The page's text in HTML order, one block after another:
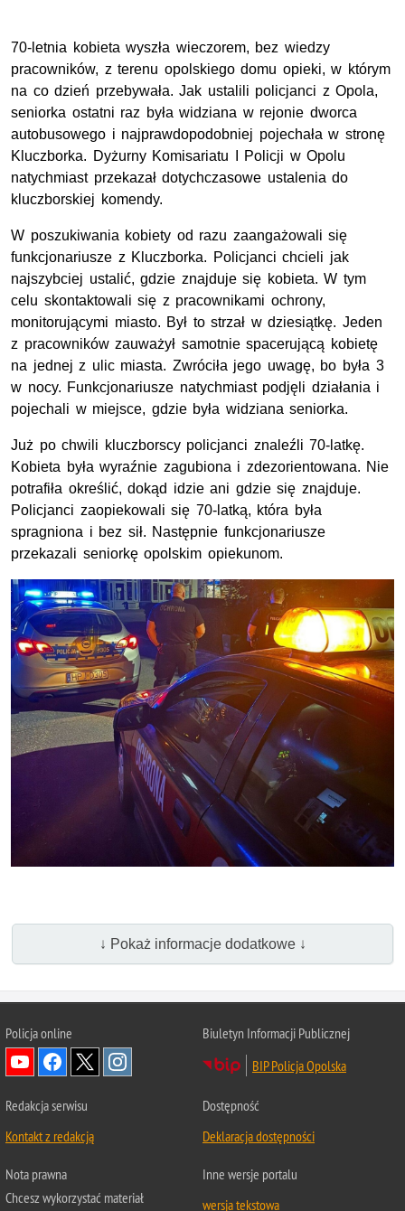
70-letnia kobieta wyszła wieczorem, bez wiedzy
pracowników, z terenu opolskiego domu opieki, w którym
na co dzień przebywała. Jak ustalili policjanci z Opola,
seniorka ostatni raz była widziana w rejonie dworca
autobusowego i najprawdopodobniej pojechała w stronę
Kluczborka. Dyżurny Komisariatu I Policji w Opolu
natychmiast przekazał dotychczasowe ustalenia do
kluczborskiej komendy.
W poszukiwania kobiety od razu zaangażowali się
funkcjonariusze z Kluczborka. Policjanci chcieli jak
najszybciej ustalić, gdzie znajduje się kobieta. W tym
celu skontaktowali się z pracownikami ochrony,
monitorującymi miasto. Był to strzał w dziesiątkę. Jeden
z pracowników zauważył samotnie spacerującą kobietę
na jednej z ulic miasta. Zwróciła jego uwagę, bo była 3
w nocy. Funkcjonariusze natychmiast podjęli działania i
pojechali w miejsce, gdzie była widziana seniorka.
Już po chwili kluczborscy policjanci znaleźli 70-latkę.
Kobieta była wyraźnie zagubiona i zdezorientowana. Nie
potrafiła określić, dokąd idzie ani gdzie się znajduje.
Policjanci zaopiekowali się 70-latką, która była
spragniona i bez sił. Następnie funkcjonariusze
przekazali seniorkę opolskim opiekunom.
↓ Pokaż informacje dodatkowe ↓
Policja online
Biuletyn Informacji Publicznej
BIP Policja Opolska
Redakcja serwisu
Kontakt z redakcją
Dostępność
Deklaracja dostępności
Nota prawna
Chcesz wykorzystać materiał
Inne wersje portalu
wersja tekstowa